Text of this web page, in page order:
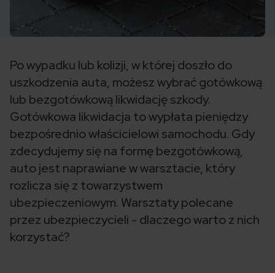
Po wypadku lub kolizji, w której doszło do
uszkodzenia auta, możesz wybrać gotówkową
lub bezgotówkową likwidację szkody.
Gotówkowa likwidacja to wypłata pieniędzy
bezpośrednio właścicielowi samochodu. Gdy
zdecydujemy się na formę bezgotówkową,
auto jest naprawiane w warsztacie, który
rozlicza się z towarzystwem
ubezpieczeniowym. Warsztaty polecane
przez ubezpieczycieli - dlaczego warto z nich
korzystać?